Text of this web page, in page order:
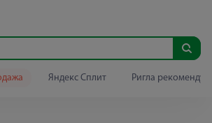
Яндекс Сплит Ригла